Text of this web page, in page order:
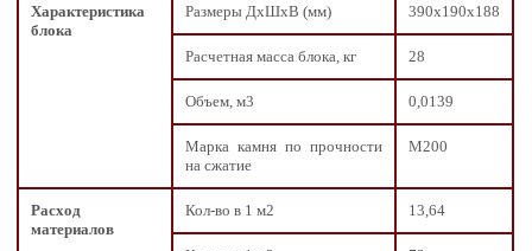
Характеристика
блока
Размеры ДxШxВ (мм) 390х190х188
Расчетная масса блока, кг 28
Объем, м3 0,0139
Марка камня по прочности
на сжатие
М200
Расход
материалов
Кол-во в 1 м2 13,64